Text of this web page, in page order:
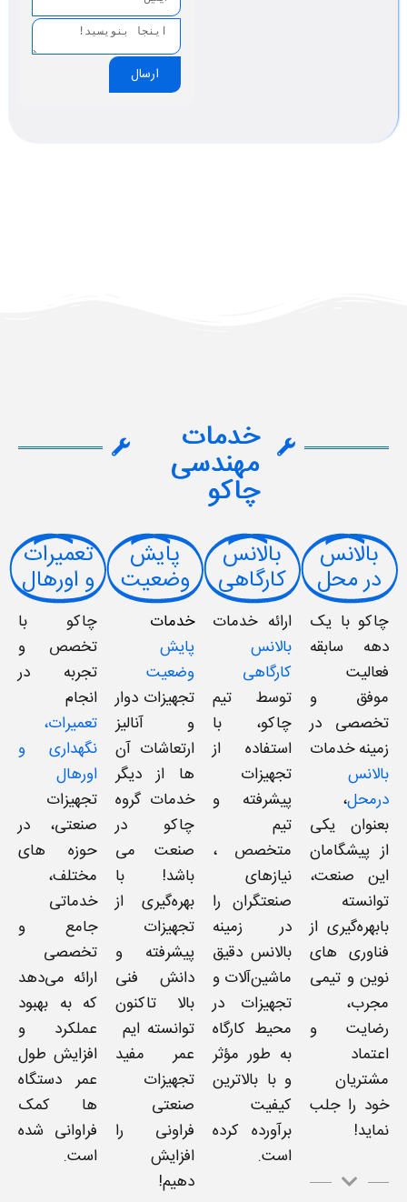
ارسال
خدمات
مهندسی
چاکو
بالانس
در محل
چاکو با یک
دهه سابقه‌
فعالیت
موفق و
تخصصی در
زمینه خدمات
بالانس
درمحل،
بعنوان یکی
از پیشگامان
این صنعت،
توانسته
بابهره‌گیری از
فناوری های
نوین و تیمی
مجرب،
رضایت و
اعتماد
مشتریان
خود را جلب
نماید!
بالانس
کارگاهی
ارائه خدمات
بالانس
کارگاهی
توسط تیم
چاکو، با
استفاده از
تجهیزات
پیشرفته و
تیم
متخصص ،
نیازهای
صنعتگران را
در زمینه
بالانس دقیق
ماشین‌آلات و
تجهیزات در
محیط کارگاه
به طور مؤثر
و با بالاترین
کیفیت
برآورده کرده
است.
پایش
وضعیت
خدمات
پایش
وضعیت
تجهیزات دوار
و آنالیز
ارتعاشات آن
ها از دیگر
خدمات گروه
چاکو در
صنعت می
باشد! با
بهره‌گیری از
تجهیزات
پیشرفته و
دانش فنی
بالا تاکنون
توانسته ایم
عمر مفید
تجهیزات
صنعتی
فراونی را
افزایش
دهیم!
تعمیرات
و اورهال
چاکو با
تخصص و
تجربه در
انجام
تعمیرات،
نگهداری و
اورهال
تجهیزات
صنعتی، در
حوزه های
مختلف،
خدماتی
جامع و
تخصصی
ارائه می‌دهد
که به بهبود
عملکرد و
افزایش طول
عمر دستگاه
ها کمک
فراوانی شده
است.